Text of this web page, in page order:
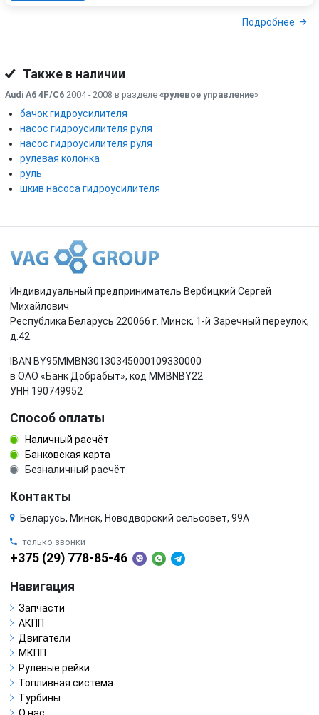
Подробнее
Также в наличии
Audi A6 4F/C6 2004 - 2008 в разделе «рулевое управление»
бачок гидроусилителя
насос гидроусилителя руля
насос гидроусилителя руля
рулевая колонка
руль
шкив насоса гидроусилителя
Индивидуальный предприниматель Вербицкий Сергей
Михайлович
Республика Беларусь 220066 г. Минск, 1-й Заречный переулок,
д.42.
IBAN BY95MMBN30130345000109330000
в ОАО «Банк Добрабыт», код MMBNBY22
УНН 190749952
Способ оплаты
Наличный расчёт
Банковская карта
Безналичный расчёт
Контакты
Беларусь, Минск, Новодворский сельсовет, 99А
только звонки
+375 (29) 778-85-46
Навигация
Запчасти
АКПП
Двигатели
МКПП
Рулевые рейки
Топливная система
Турбины